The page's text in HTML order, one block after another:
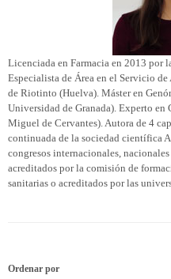
Licenciada en Farmacia en 2013 por
Especialista de Área en el Servicio
de Riotinto (Huelva). Máster en
Universidad de Granada). Experto
Miguel de Cervantes). Autora de 4
continuada de la sociedad científica
congresos internacionales,
acreditados por la comisión de
sanitarias o acreditados por las
Ordenar por